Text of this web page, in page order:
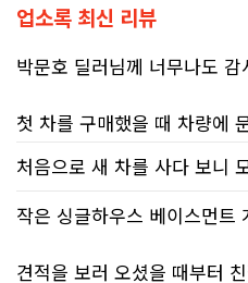
업소록 최신 리뷰
첫 차를 구매했을 때 차량에 문제가 너무 많아 고생했던 경험이 있어서, 이번에는 정말 신중하게 고민하고 꼼꼼하게 알아본 후 차
처음 차량을 선택하는 과정부터 저에게 맞는 차량을 추천해 주셨고, 그 차량의 장단점과 다양한 기능까지 하나하나 자세하게 설명해 주셔서 큰 도움이 되
차량을 인수하는 날에도 시간이 오래 걸렸음에도 불구하고 모든 기능을 하나씩 직접 설명해 주시고, 앞으로 차량을 관리하면서
견적을 보러 오셨을 때부터 친절하고 꼼꼼하게 공간을 확인해 주셨고, 여러 옵션이